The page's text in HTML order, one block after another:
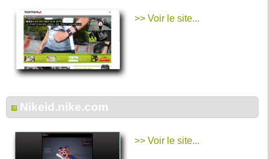
>> Voir le site...
Nikeid.nike.com
>> Voir le site...